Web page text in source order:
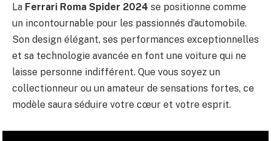
La Ferrari Roma Spider 2024 se positionne comme
un incontournable pour les passionnés d’automobile.
Son design élégant, ses performances exceptionnelles
et sa technologie avancée en font une voiture qui ne
laisse personne indifférent. Que vous soyez un
collectionneur ou un amateur de sensations fortes, ce
modèle saura séduire votre cœur et votre esprit.